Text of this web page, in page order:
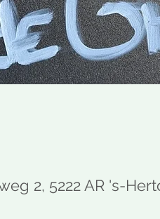
2, 5222 AR 's-